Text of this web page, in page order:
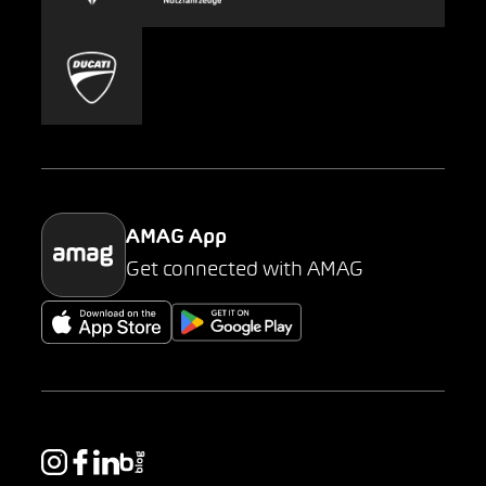
Carsharing
Mobility-as-a-Service
Parking
AMAG App
Get connected with AMAG